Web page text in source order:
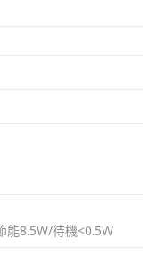
能8.5W/待機<0.5W